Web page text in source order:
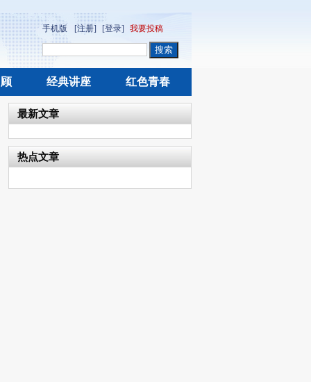
手机版 [注册] [登录] 我要投稿
经典讲座 红色青春
最新文章
热点文章